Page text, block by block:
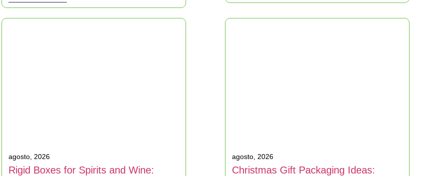
agosto, 2026
Rigid Boxes for Spirits and Wine:
agosto, 2026
Christmas Gift Packaging Ideas: